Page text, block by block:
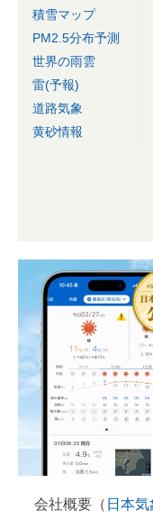
積雪マップ
PM2.5分布予測
世界の雨雲
雷(予報)
道路気象
黄砂情報
会社概要（ 日本